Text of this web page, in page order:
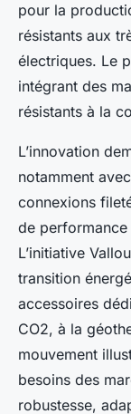
pour la
résistants aux
électriques. Le
intégrant des
résistants à la
L’innovation
notamment
connexions
de performance
L’initiative
transition
accessoires
CO2, à la
mouvement
besoins des
robustesse,